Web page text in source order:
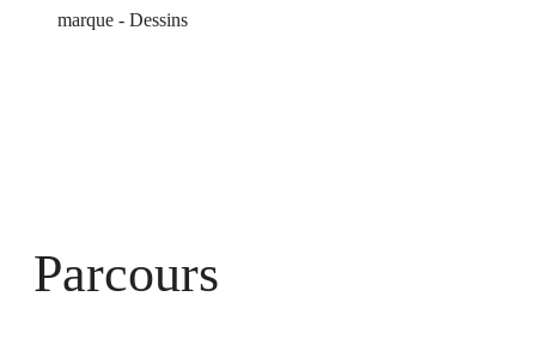
Parcours